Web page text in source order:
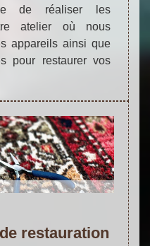
de réaliser les
atelier où nous
appareils ainsi que
pour restaurer vos
restauration